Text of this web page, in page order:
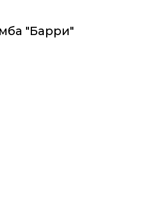
"Барри"